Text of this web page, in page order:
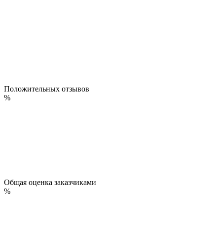
Положительных отзывов
%
Общая оценка заказчиками
%